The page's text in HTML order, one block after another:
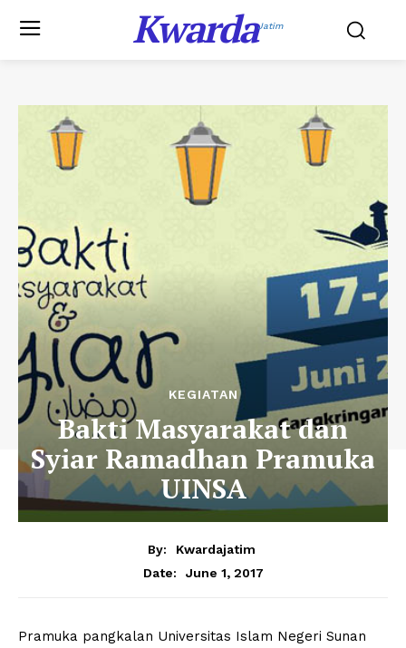
KwardaJatim
KEGIATAN
Bakti Masyarakat dan
Syiar Ramadhan Pramuka
UINSA
By:
Kwardajatim
Date:
June 1, 2017
Pramuka pangkalan Universitas Islam Negeri Sunan